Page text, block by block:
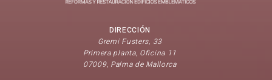
DIRECCIÓN
Gremi Fusters, 33
Primera planta, Oficina 11
07009, Palma de Mallorca